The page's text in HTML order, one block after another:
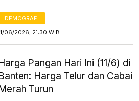
DEMOGRAFI
06/2026, 21:30 WIB
Pangan Hari Ini (11/6) di
Harga Telur dan Cabai
Turun